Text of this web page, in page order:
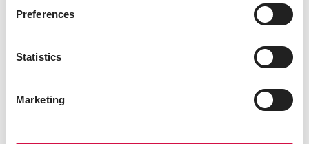
Preferences
Statistics
Marketing
maple peas 6%
grote groene erwten 3%
katjang idjoe 0,5%